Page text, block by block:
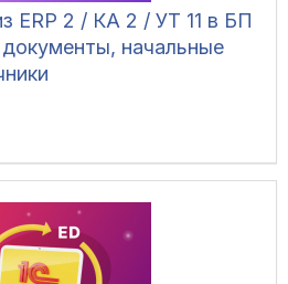
ERP 2 / КА 2 / УТ 11 в БП
начальные